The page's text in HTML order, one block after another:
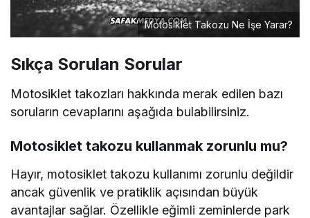
Motosiklet Takozu Ne İşe Yarar?
Sıkça Sorulan Sorular
Motosiklet takozları hakkında merak edilen bazı
soruların cevaplarını aşağıda bulabilirsiniz.
Motosiklet takozu kullanmak zorunlu mu?
Hayır, motosiklet takozu kullanımı zorunlu değildir
ancak güvenlik ve pratiklik açısından büyük
avantajlar sağlar. Özellikle eğimli zeminlerde park